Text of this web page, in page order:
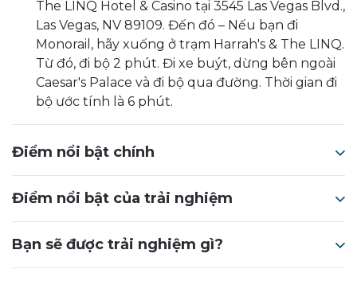
The LINQ Hotel & Casino tại 3545 Las Vegas Blvd.,
Las Vegas, NV 89109. Đến đó – Nếu bạn đi
Monorail, hãy xuống ở trạm Harrah's & The LINQ.
Từ đó, đi bộ 2 phút. Đi xe buýt, dừng bên ngoài
Caesar's Palace và đi bộ qua đường. Thời gian đi
bộ ước tính là 6 phút.
Điểm nổi bật chính
Điểm nổi bật của trải nghiệm
Bạn sẽ được trải nghiệm gì?